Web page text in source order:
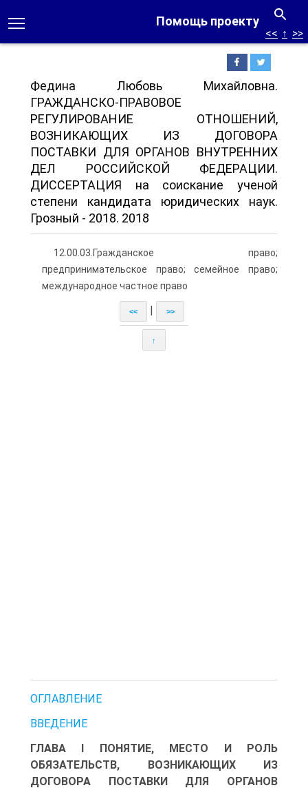
Помощь проекту
<< ↑ >>
Федина Любовь Михайловна.
ГРАЖДАНСКО-ПРАВОВОЕ
РЕГУЛИРОВАНИЕ ОТНОШЕНИЙ,
ВОЗНИКАЮЩИХ ИЗ ДОГОВОРА
ПОСТАВКИ ДЛЯ ОРГАНОВ ВНУТРЕННИХ
ДЕЛ РОССИЙСКОЙ ФЕДЕРАЦИИ.
ДИССЕРТАЦИЯ на соискание ученой
степени кандидата юридических наук.
Грозный - 2018. 2018
12.00.03.Гражданское право;
предпринимательское право; семейное право;
меж­дународное частное право
<< >>
↑
ОГЛАВЛЕНИЕ
ВВЕДЕНИЕ
ГЛАВА I ПОНЯТИЕ, МЕСТО И РОЛЬ
ОБЯЗАТЕЛЬСТВ, ВОЗНИКАЮЩИХ ИЗ
ДОГОВОРА ПОСТАВКИ ДЛЯ ОРГАНОВ